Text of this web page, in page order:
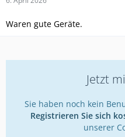
Waren gute Geräte.
Jetzt
Sie haben noch kein
Registrieren Sie sich
unserer